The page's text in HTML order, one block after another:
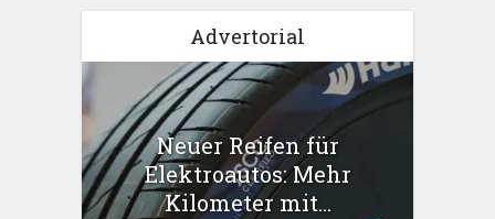
Advertorial
Neuer Reifen für
Elektroautos: Mehr
Kilometer mit...